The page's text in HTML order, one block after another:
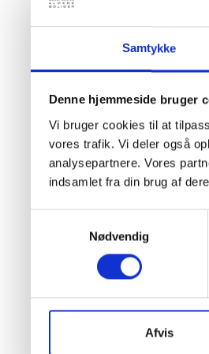
Samtykke
Denne hjemmeside bruger
Vi bruger cookies til at
vores trafik. Vi deler også
analysepartnere. Vores
indsamlet fra din brug af
Nødvendig
Afvis
på
gerne,
mening,
løbende
beboere.
for, at